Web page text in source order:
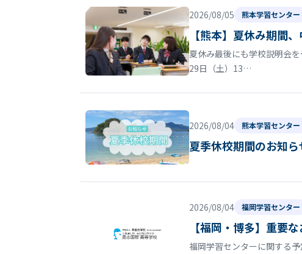
2026/08/05 熊本学習センター
【熊本】夏休み期間
夏休み最後にも学校説明会
29日（土）13…
2026/08/04 熊本学習センター
夏季休校期間のお知ら
2026/08/04 福岡学習センター
【福岡・博多】重要
福岡学習センターに関する